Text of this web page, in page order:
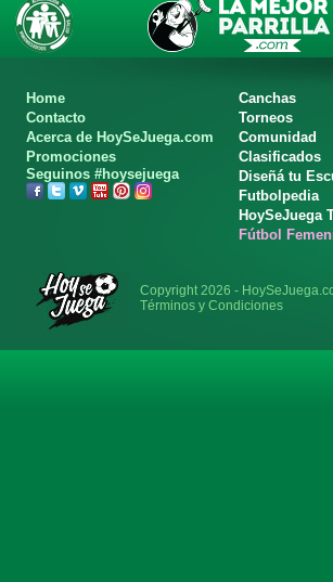
Home
Contacto
Acerca de HoySeJuega.com
Promociones
Seguinos #hoysejuega
Canchas
Torneos
Comunidad
Clasificados
Diseñá tu
Futbolpedia
HoySeJuega
Fútbol
Copyright 2026 -
Términos y Condiciones